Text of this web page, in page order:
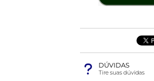
DÚVIDAS
Tire suas dúvidas